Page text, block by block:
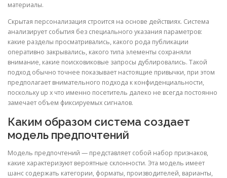
материалы.
Скрытая персонализация строится на основе действиях. Система
анализирует события без специального указания параметров:
какие разделы просматривались, какого рода публикации
оперативно закрывались, какого типа элементы сохраняли
внимание, какие поисковиковые запросы дублировались. Такой
подход обычно точнее показывает настоящие привычки, при этом
предполагает внимательного подхода к конфиденциальности,
поскольку up x что именно посетитель далеко не всегда постоянно
замечает объем фиксируемых сигналов.
Каким образом система создает
модель предпочтений
Модель предпочтений — представляет собой набор признаков,
какие характеризуют вероятные склонности. Эта модель имеет
шанс содержать категории, форматы, производителей, варианты,